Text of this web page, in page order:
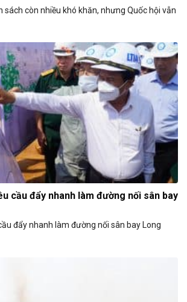
sách còn nhiều khó khăn, nhưng Quốc hội vẫn
cầu đẩy nhanh làm đường nối sân bay
đẩy nhanh làm đường nối sân bay Long